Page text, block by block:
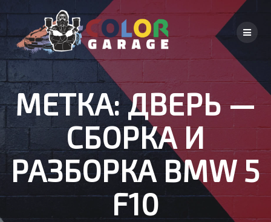
to
content
МЕТКА:ДВЕРЬ —
СБОРКА И
РАЗБОРКА BMW 5
F10